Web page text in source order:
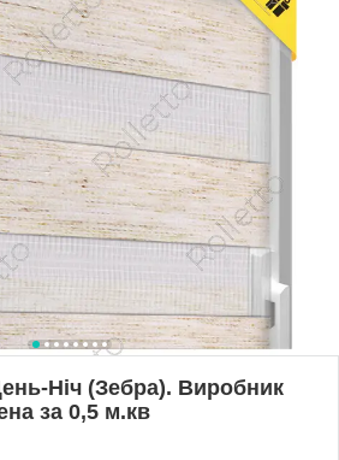
Ніч (Зебра). Виробник
за 0,5 м.кв